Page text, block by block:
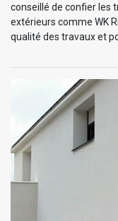
conseillé de confier les
extérieurs comme WK
qualité des travaux et